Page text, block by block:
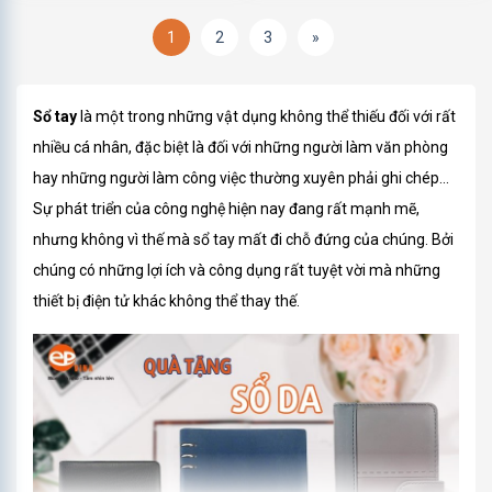
1 2 3 »
Sổ tay là một trong những vật dụng không thể thiếu đối với rất
nhiều cá nhân, đặc biệt là đối với những người làm văn phòng
hay những người làm công việc thường xuyên phải ghi chép…
Sự phát triển của công nghệ hiện nay đang rất mạnh mẽ,
nhưng không vì thế mà sổ tay mất đi chỗ đứng của chúng. Bởi
chúng có những lợi ích và công dụng rất tuyệt vời mà những
thiết bị điện tử khác không thể thay thế.